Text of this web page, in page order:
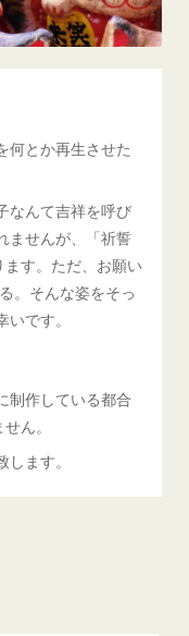
何とか再生させた
なんて吉祥を呼び
ませんが、「祈誓
す。ただ、お願い
。そんな姿をそっ
です。
制作している都合
ん。
ます。